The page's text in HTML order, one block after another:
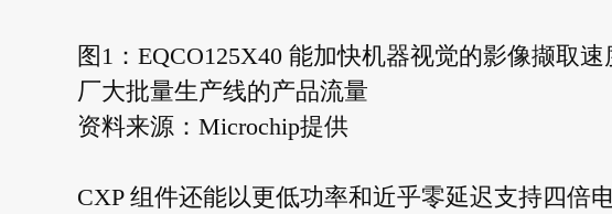
图1：EQCO125X40 能加快机器视觉的影像撷取
厂大批量生产线的产品流量
资料来源：Microchip提供
CXP 组件还能以更低功率和近乎零延迟支持四倍